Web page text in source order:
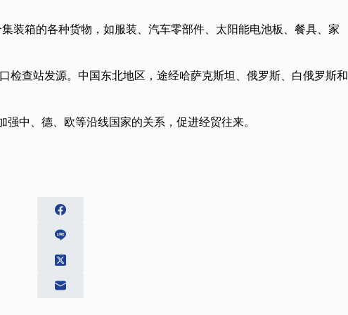
装箱的各种货物，如服装、汽车零部件、太阳能电池板、餐具、家
检查站发源。中国东北地区，途经哈萨克斯坦、俄罗斯、白俄罗斯和
中、德、欧等沿线国家的关系，促进经贸往来。